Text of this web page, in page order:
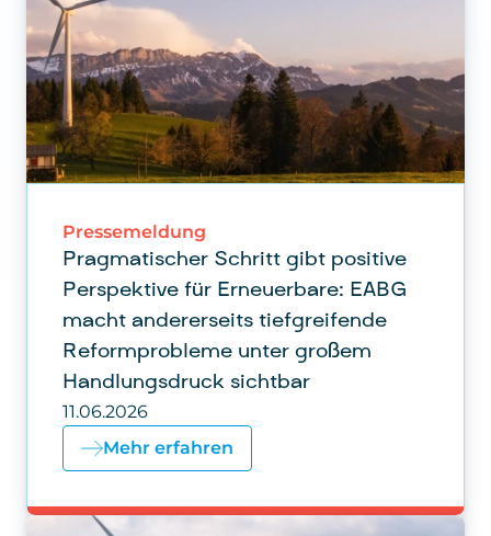
Pressemeldung
Pragmatischer Schritt gibt positive
Perspektive für Erneuerbare: EABG
macht andererseits tiefgreifende
Reformprobleme unter großem
Handlungsdruck sichtbar
11.06.2026
Mehr erfahren